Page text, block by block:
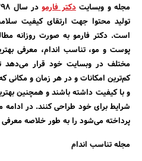
مجله و وبسایتدکتر فارمو
تولید محتوا جهت ارتقای کیفیت
است. دکتر فارمو به صورت روزانه
پوست و مو، تناسب اندام، معرفی
مختلف در وبسایت خود قرار می‌دهد
کم‌ترین امکانات و در هر زمان و مکانی
و با کیفیت داشته باشند و همچنین
شرایط برای خود طراحی کنند. در ادامه
پرداخته می‌شود را به طور خلاصه
مجله تناسب اندام